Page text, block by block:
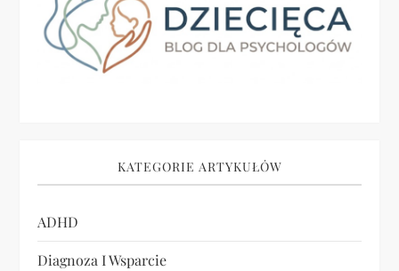
a
w
s
u
KATEGORIE ARTYKUŁÓW
ADHD
Diagnoza I Wsparcie